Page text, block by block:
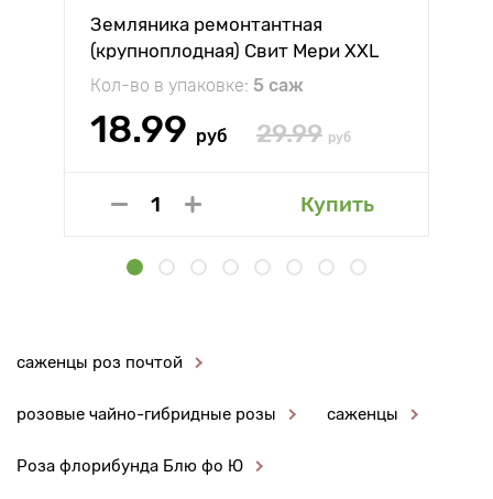
Земляника ремонтантная
(крупноплодная) Свит Мери XXL
Кол-во в упаковке: 5 саж
18.99 руб 29.99 руб
Купить
саженцы роз почтой
розовые чайно-гибридные розы саженцы
Роза флорибунда Блю фо Ю